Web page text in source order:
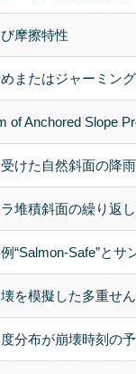
摩擦特性
またはジャーミン
of Anchored Slope
けた自然斜面の降
堆積斜面の繰り返
“Salmon-Safe”と
を模擬した多重せ
分布が崩壊時刻の